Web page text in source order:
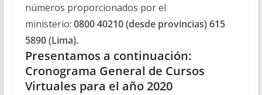
números proporcionados por el
ministerio: 0800 40210 (desde provincias) 615
5890 (Lima).
Presentamos a continuación:
Cronograma General de Cursos
Virtuales para el año 2020